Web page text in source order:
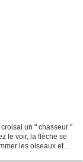
un " chasseur "
le voir, la flèche se
les oiseaux et